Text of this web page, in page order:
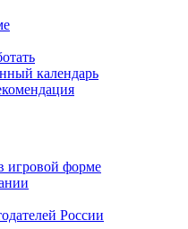
календарь
игровой форме
России